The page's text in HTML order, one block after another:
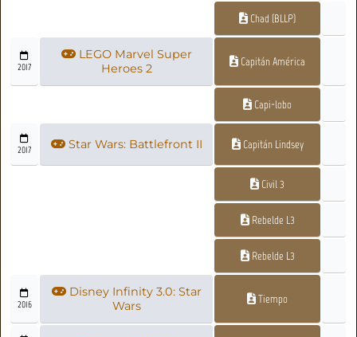
Chad (BLLP)
2017
LEGO Marvel Super
Heroes 2
Capitán América
Capi-lobo
2017 Star Wars: Battlefront II Capitán Lindsey
Civil 3
Rebelde L3
Rebelde L3
2016
Disney Infinity 3.0: Star
Wars
Tiempo